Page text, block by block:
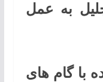
به عمل
با گام های